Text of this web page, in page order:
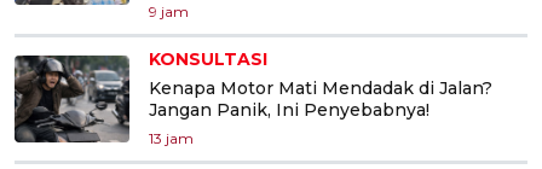
9 jam
KONSULTASI
Kenapa Motor Mati Mendadak di Jalan?
Jangan Panik, Ini Penyebabnya!
13 jam